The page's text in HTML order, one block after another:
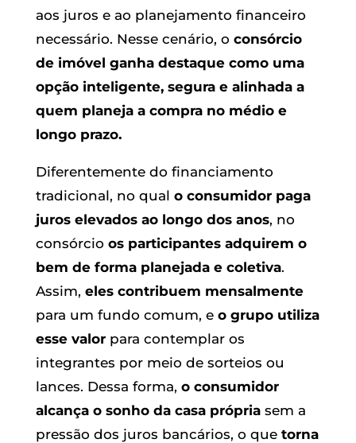
aos juros e ao planejamento financeiro
necessário. Nesse cenário, o consórcio
de imóvel ganha destaque como uma
opção inteligente, segura e alinhada a
quem planeja a compra no médio e
longo prazo.
Diferentemente do financiamento
tradicional, no qual o consumidor paga
juros elevados ao longo dos anos, no
consórcio os participantes adquirem o
bem de forma planejada e coletiva.
Assim, eles contribuem mensalmente
para um fundo comum, e o grupo utiliza
esse valorpara contemplar os
integrantes por meio de sorteios ou
lances. Dessa forma, o consumidor
alcança o sonho da casa própriasem a
pressão dos juros bancários, o que torna